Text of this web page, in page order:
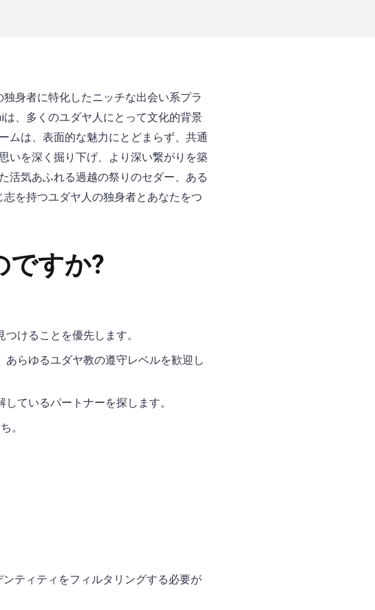
身者に特化したニッチな出会い系プラ
、多くのユダヤ人にとって文化的背景
ムは、表面的な魅力にとどまらず、共通
いを深く掘り下げ、より深い繋がりを築
活気あふれる過越の祭りのセダー、ある
を持つユダヤ人の独身者とあなたをつ
ですか?
けることを優先します。
らゆるユダヤ教の遵守レベルを歓迎し
ているパートナーを探します。
。
ティティをフィルタリングする必要が